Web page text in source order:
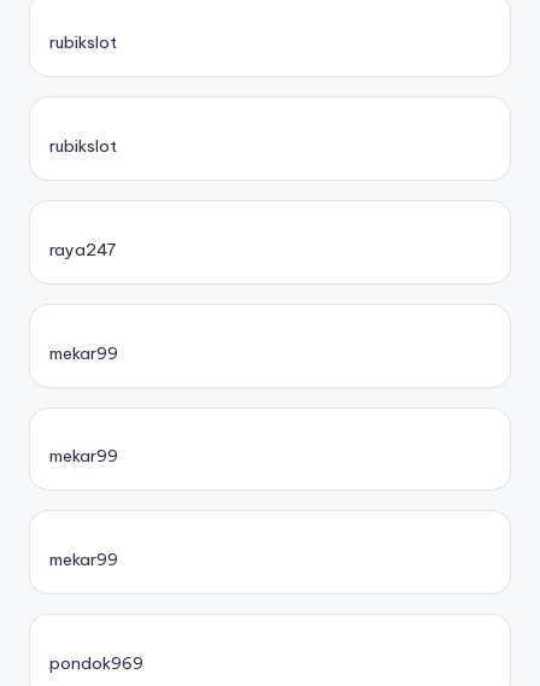
rubikslot
rubikslot
raya247
mekar99
mekar99
mekar99
pondok969